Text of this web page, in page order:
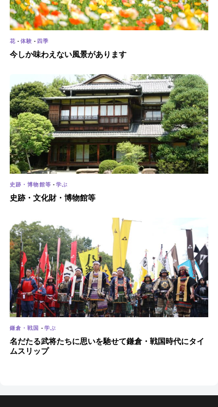
花 -体験 - 四季
今しか味わえない風景があります
史跡・博物館等 -学ぶ
史跡・文化財・博物館等
鎌倉・戦国 -学ぶ
名だたる武将たちに思いを馳せて鎌倉・戦国時代にタイ
ムスリップ